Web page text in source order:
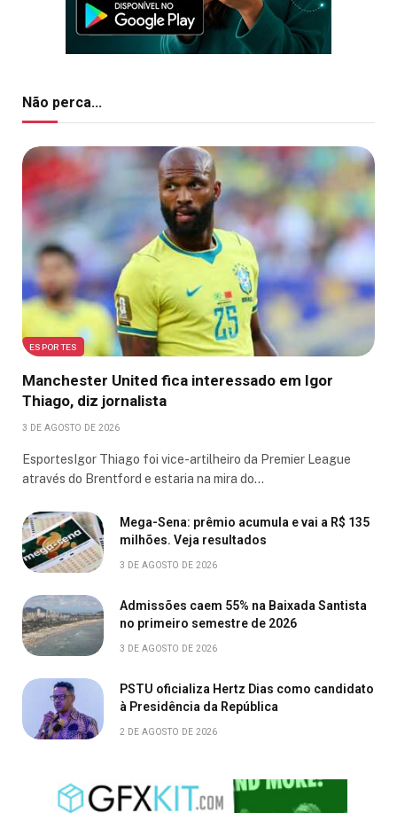
Não perca...
ESPORTES
Manchester United fica interessado em Igor
Thiago, diz jornalista
3 DE AGOSTO DE 2026
EsportesIgor Thiago foi vice-artilheiro da Premier League
através do Brentford e estaria na mira do…
Mega-Sena: prêmio acumula e vai a R$ 135
milhões. Veja resultados
3 DE AGOSTO DE 2026
Admissões caem 55% na Baixada Santista
no primeiro semestre de 2026
3 DE AGOSTO DE 2026
PSTU oficializa Hertz Dias como candidato
à Presidência da República
2 DE AGOSTO DE 2026